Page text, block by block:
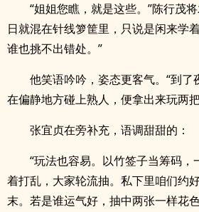
“姐姐您瞧，就是这些。”陈行茂
日就混在针线箩筐里，只说是闲来学
谁也挑不出错处。”
他笑语吟吟，姿态更客气。“到
在偏静地方碰上熟人，便拿出来玩两
张宜贞在旁补充，语调甜甜的：
“玩法也容易。以竹签子当筹码，
着打乱，大家轮流抽。私下里咱们约
末。若是谁运气好，抽中两张一样花